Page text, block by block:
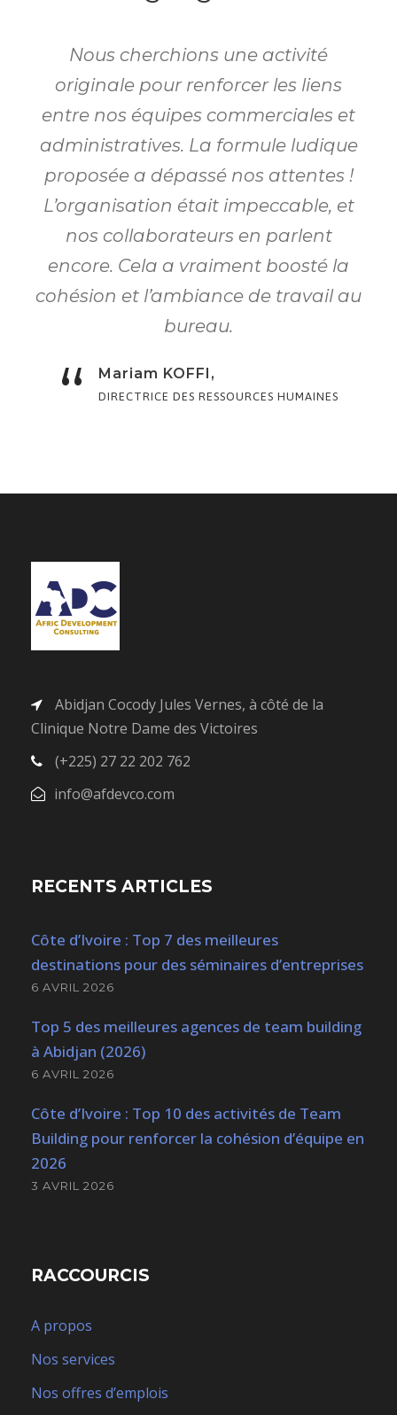
Nous cherchions une activité
originale pour renforcer les liens
entre nos équipes commerciales et
administratives. La formule ludique
proposée a dépassé nos attentes !
L’organisation était impeccable, et
nos collaborateurs en parlent
encore. Cela a vraiment boosté la
cohésion et l’ambiance de travail au
bureau.
“ Mariam KOFFI,
DIRECTRICE DES RESSOURCES HUMAINES
Abidjan Cocody Jules Vernes, à côté de la
Clinique Notre Dame des Victoires
(+225) 27 22 202 762
info@afdevco.com
RECENTS ARTICLES
Côte d’Ivoire : Top 7 des meilleures
destinations pour des séminaires d’entreprises
6 AVRIL 2026
Top 5 des meilleures agences de team building
à Abidjan (2026)
6 AVRIL 2026
Côte d’Ivoire : Top 10 des activités de Team
Building pour renforcer la cohésion d’équipe en
2026
3 AVRIL 2026
RACCOURCIS
A propos
Nos services
Nos offres d’emplois